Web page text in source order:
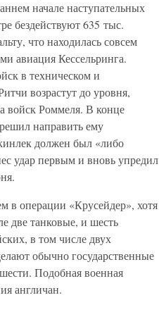
начале наступательных
бездействуют 635 тыс.
что находилась совсем
авиация Кессельринга.
в техническом и
возрастут до уровня,
войск Роммеля. В конце
направить ему
должен был «либо
удар первым и вновь упредил
в операции «Крусейдер», хотя
две танковые, и шесть
в том числе двух
обычно государственные
Подобная военная
англичан.